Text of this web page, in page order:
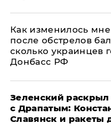
Как изменилось
после обстрелов
сколько украинцев
Донбасс РФ
​Зеленский раскрыл
с Драпатым:
Славянск и ракеты